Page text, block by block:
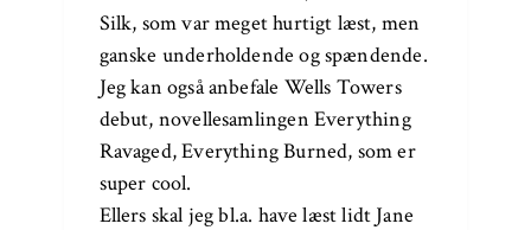
Silk, som var meget hurtigt læst, men
ganske underholdende og spændende.
Jeg kan også anbefale Wells Towers
debut, novellesamlingen Everything
Ravaged, Everything Burned, som er
super cool.
Ellers skal jeg bl.a. have læst lidt Jane